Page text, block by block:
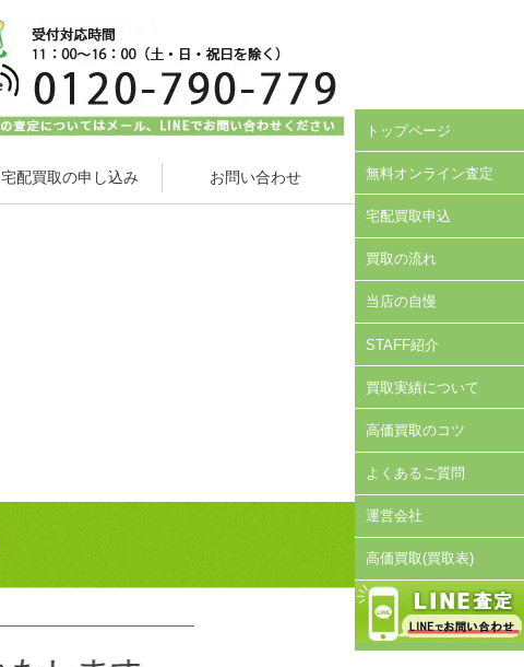
宅配買取の申し込み お問い合わせ
トップページ
無料オンライン査定
宅配買取申込
買取の流れ
当店の自慢
STAFF紹介
買取実績について
高価買取のコツ
よくあるご質問
運営会社
高価買取(買取表)